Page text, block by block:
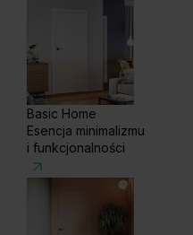
Basic Home
Esencja minimalizmu
i funkcjonalności